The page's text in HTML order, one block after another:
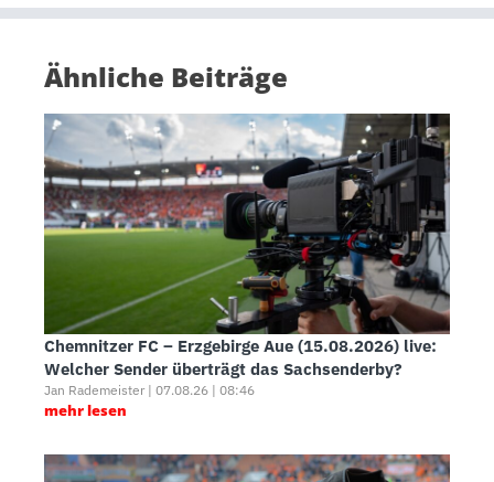
Ähnliche Beiträge
Chemnitzer FC – Erzgebirge Aue (15.08.2026) live:
Welcher Sender überträgt das Sachsenderby?
Jan Rademeister | 07.08.26 | 08:46
mehr lesen